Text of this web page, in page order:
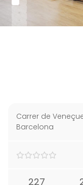
Carrer de
Barcelona
227